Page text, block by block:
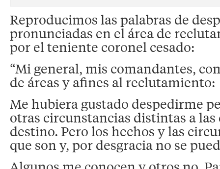
Reproducimos las palabras de
pronunciadas en el área de
por el teniente coronel cesado:
“Mi general, mis comandantes,
de áreas y afines al reclutamiento:
Me hubiera gustado despedirme
otras circunstancias distintas a las
destino. Pero los hechos y las
que son y, por desgracia no se